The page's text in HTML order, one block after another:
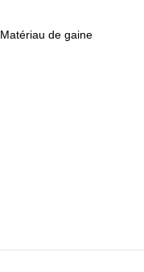
Matériau de gaine